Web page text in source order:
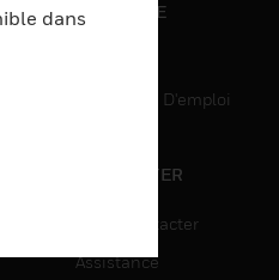
CARRIÈRE
Recherche D'emploi
CONTACTER
Nous Contacter
Assistance
dans